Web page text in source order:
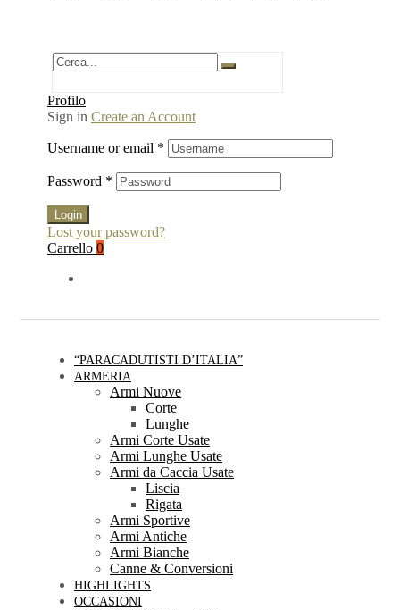
Profilo
Sign in Create an Account
Username or email *
Password *
Login
Lost your password?
Carrello 0
“PARACADUTISTI D’ITALIA”
ARMERIA
Armi Nuove
Corte
Lunghe
Armi Corte Usate
Armi Lunghe Usate
Armi da Caccia Usate
Liscia
Rigata
Armi Sportive
Armi Antiche
Armi Bianche
Canne & Conversioni
HIGHLIGHTS
OCCASIONI